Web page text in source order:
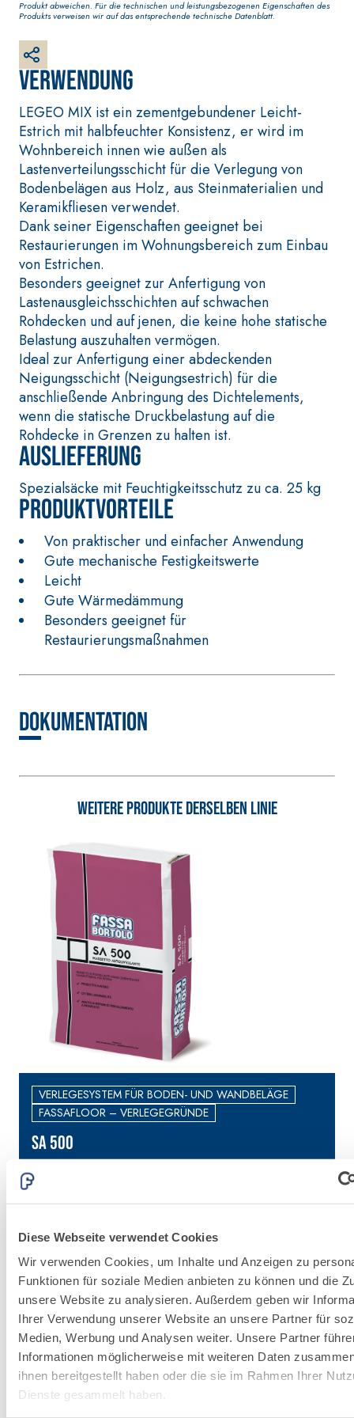
Diese Webseite verwendet Cookies
Wir verwenden Cookies, um Inhalte und Anzeigen zu
Funktionen für soziale Medien anbieten zu können und die
unsere Website zu analysieren. Außerdem geben wir
Ihrer Verwendung unserer Website an unsere Partner für
Medien, Werbung und Analysen weiter. Unsere Partner
Informationen möglicherweise mit weiteren Daten
ihnen bereitgestellt haben oder die sie im Rahmen Ihrer
Dienste gesammelt haben.
Verwendung
LEGEO MIX ist ein zementgebundener Leicht-
Estrich mit halbfeuchter Konsistenz, er wird im
Wohnbereich innen wie außen als
Lastenverteilungsschicht für die Verlegung von
Bodenbelägen aus Holz, aus Steinmaterialien und
Keramikfliesen verwendet.
Dank seiner Eigenschaften geeignet bei
Restaurierungen im Wohnungsbereich zum Einbau
von Estrichen.
Besonders geeignet zur Anfertigung von
Lastenausgleichsschichten auf schwachen
Rohdecken und auf jenen, die keine hohe statische
Belastung auszuhalten vermögen.
Ideal zur Anfertigung einer abdeckenden
Neigungsschicht (Neigungsestrich) für die
anschließende Anbringung des Dichtelements,
wenn die statische Druckbelastung auf die
Rohdecke in Grenzen zu halten ist.
Auslieferung
Spezialsäcke mit Feuchtigkeitsschutz zu ca. 25 kg
Produktvorteile
Von praktischer und einfacher Anwendung
Gute mechanische Festigkeitswerte
Leicht
Gute Wärmedämmung
Besonders geeignet für
Restaurierungsmaßnahmen
Produkt abweichen. Für die technischen und leistungsbezogenen Eigenschaften des
Produkts verweisen wir auf das entsprechende technische Datenblatt.
Dokumentation
Weitere Produkte derselben Linie
VERLEGESYSTEM FÜR BODEN- UND WANDBELÄGE
FASSAFLOOR – VERLEGEGRÜNDE
SA 500
Fließestrich auf zementöser Basis für
belegreife Innenböden
FÜR BODEN-
weißer Grundputz auf
BETONINSTANDSETZUN
GS-SYSTEM
THIXOTROPE
PRODUKTE
GEOACTIVE R4 40
Polymermodifizierter,
thixotroper und
faserverstärkter
Schnellmörtel
bestehend aus
speziellen
sulfatbeständigen
Bindern, für die
Passivierung, die
Reparatur, die
Verspachtelung und
den Schutz von
Betonbauwerken
VERLEGESYSTEM FÜR
BODEN- UND
FASSAFLOOR –
VERLEGEGRÜNDE
FASSAFLOOR LA
Glätte auf
und Quarzbasis
hoher
Schichtstärke in
WÄRMEDÄMMVERBUN
DSYSTEM FASSATHERM
KLEBER UND
SPACHTELMASSEN
A 96 RESPHIRA
mit hydraulischem
Naturkalk NHL 3,5